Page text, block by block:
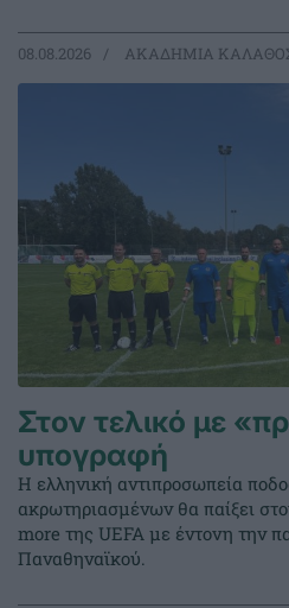
08.08.2026 ΑΚΑΔΗΜΙΑ
Στον τελικό με
υπογραφή
Η ελληνική αντιπροσωπεία
ακρωτηριασμένων θα παίξει
more της UEFA με έντονη την
Παναθηναϊκού.